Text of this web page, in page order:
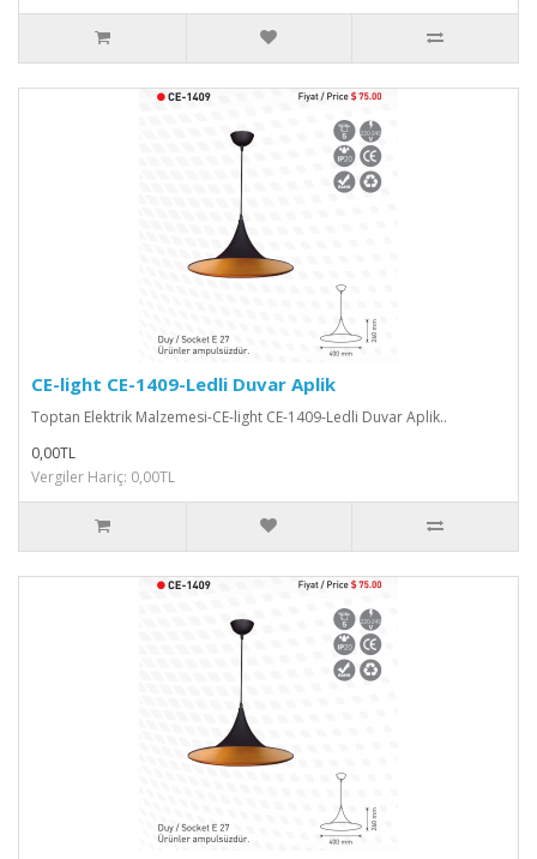
CE-light CE-1409-Ledli Duvar Aplik
Toptan Elektrik Malzemesi-CE-light CE-1409-Ledli Duvar Aplik..
0,00TL
Vergiler Hariç: 0,00TL